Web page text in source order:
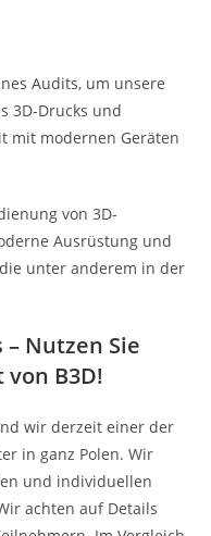
Audits, um unsere
3D-Drucks und
mit modernen Geräten
von 3D-
Ausrüstung und
unter anderem in der
– Nutzen Sie
B3D!
wir derzeit einer der
in ganz Polen. Wir
und individuellen
achten auf Details